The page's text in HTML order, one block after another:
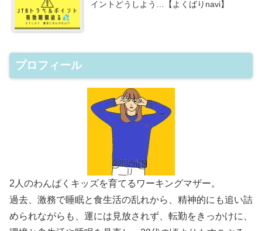
イントどうしよう…【よくばりnavi】
プロフィール
2人のわんぱくキッズを育てるワーキングマザー。
過去、激務で睡眠と食生活の乱れから、精神的にも追い詰
められながらも、運には見放されず、転勤をきっかけに、